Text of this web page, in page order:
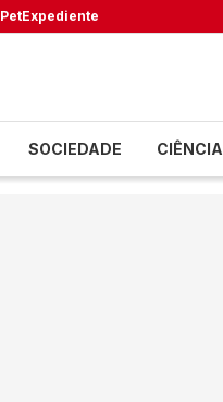
PetExpediente
SOCIEDADE CIÊNCIA